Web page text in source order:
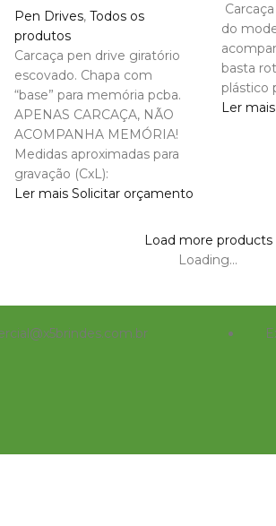
Pen Drives, Todos os
produtos
Carcaça pen drive giratório
escovado. Chapa com
“base” para memória pcba.
APENAS CARCAÇA, NÃO
ACOMPANHA MEMÓRIA!
Medidas aproximadas para
gravação (CxL):
Ler mais Solicitar orçamento
do
basta
plástico
Ler mais
Load more products
Loading...